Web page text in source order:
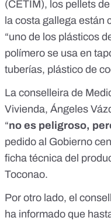
(CETIM), los pellets
la costa gallega están
“uno de los plásticos
polímero se usa en
tuberías, plástico de
La conselleira de
Vivienda, Ángeles
“no es peligroso,
pedido al Gobierno
ficha técnica del
Toconao.
Por otro lado, el
ha informado que